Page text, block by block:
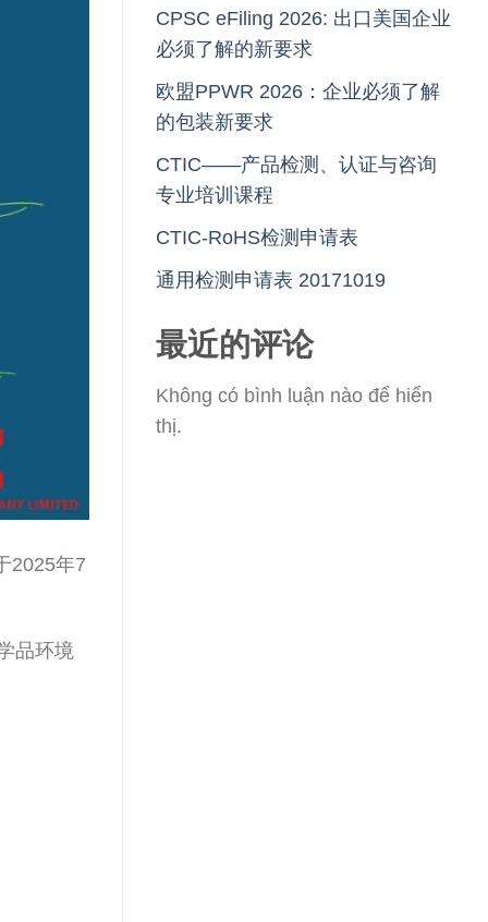
2025年7
品环境
CPSC eFiling 2026: 出口美国企业
必须了解的新要求
欧盟PPWR 2026：企业必须了解
的包装新要求
CTIC——产品检测、认证与咨询
专业培训课程
CTIC-RoHS检测申请表
通用检测申请表 20171019
最近的评论
Không có bình luận nào để hiển
thị.